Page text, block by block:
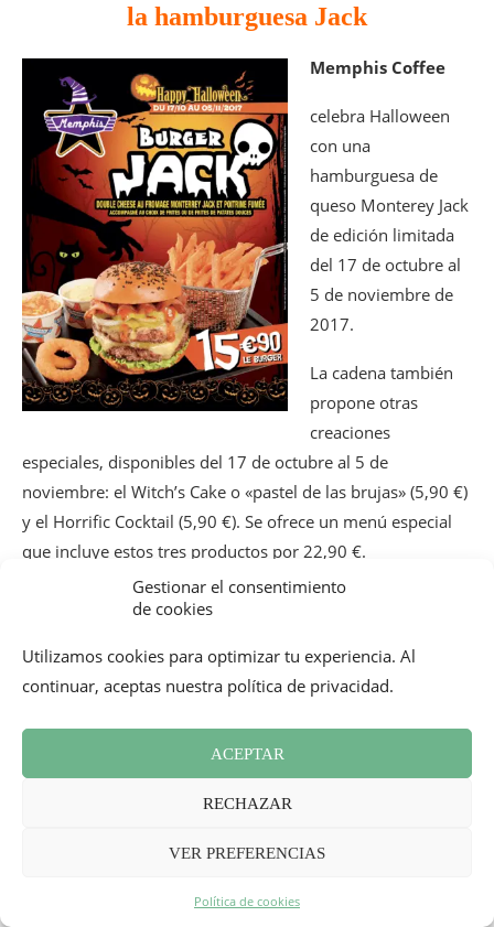
Gestionar el consentimiento
de cookies
Utilizamos cookies para optimizar tu experiencia. Al
continuar, aceptas nuestra política de privacidad.
ACEPTAR
RECHAZAR
VER PREFERENCIAS
Política de cookies
la hamburguesa Jack
Memphis Coffee
celebra Halloween
con una
hamburguesa de
queso Monterey Jack
de edición limitada
del 17 de octubre al
5 de noviembre de
2017.
La cadena también
propone otras
creaciones
especiales, disponibles del 17 de octubre al 5 de
noviembre: el Witch’s Cake o «pastel de las brujas» (5,90 €)
y el Horrific Cocktail (5,90 €). Se ofrece un menú especial
que incluye estos tres productos por 22,90 €.
El consejo experto (bon plan):Memphis organiza un sorteo
compra de una bebida Orangina, Oasis o un Kid’s Cocktail
Spider. Se entregará una tarjeta para rascar con la que
_
Officeriders resucita un teatro